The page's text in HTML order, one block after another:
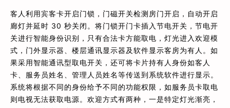
客人利用宾客卡开启门锁，门磁开关检测房门开启，自动开启
廊灯并延时 30 秒关闭。将门锁开门卡插入节电开关，节电开
关进行智能身份识别，只有合法卡方能取电，灯光进入欢迎模
式，门外显示器、楼层通讯显示器及软件显示客房为有人。如
果采用智能通讯型取电开关，还可将卡片持有人身份如客人
卡、服务员姓名、管理人员姓名等传送到系统软件进行显示。
系统将根据不同的身份给予不同的功能权限，如服务员卡取电
则电视无法获取电源。欢迎方式有两种，一是特定灯光渐亮，